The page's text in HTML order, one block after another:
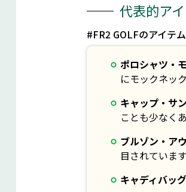
代表的ア
#FR2 GOLFのアイテム
ポロシャツ・
にモックネッ
キャップ・サ
ことも少なく
ブルゾン・ア
目されています
キャディバッ